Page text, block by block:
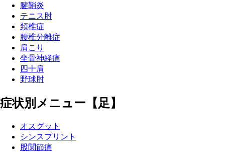
腱鞘炎
テニス肘
頚椎症
腰椎分離症
肩こり
坐骨神経痛
四十肩
野球肘
症状別メニュー【足】
オスグット
シンスプリント
股関節痛